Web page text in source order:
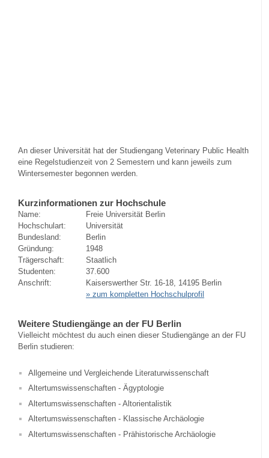
An dieser Universität hat der Studiengang Veterinary Public Health
eine Regelstudienzeit von 2 Semestern und kann jeweils zum
Wintersemester begonnen werden.
Kurzinformationen zur Hochschule
Name:
Freie Universität Berlin
Hochschulart:
Universität
Bundesland:
Berlin
Gründung:
1948
Trägerschaft:
Staatlich
Studenten:
37.600
Anschrift:
Kaiserswerther Str. 16-18, 14195 Berlin
» zum kompletten Hochschulprofil
Weitere Studiengänge an der FU Berlin
Vielleicht möchtest du auch einen dieser Studiengänge an der FU
Berlin studieren:
Allgemeine und Vergleichende Literaturwissenschaft
Altertumswissenschaften - Ägyptologie
Altertumswissenschaften - Altorientalistik
Altertumswissenschaften - Klassische Archäologie
Altertumswissenschaften - Prähistorische Archäologie